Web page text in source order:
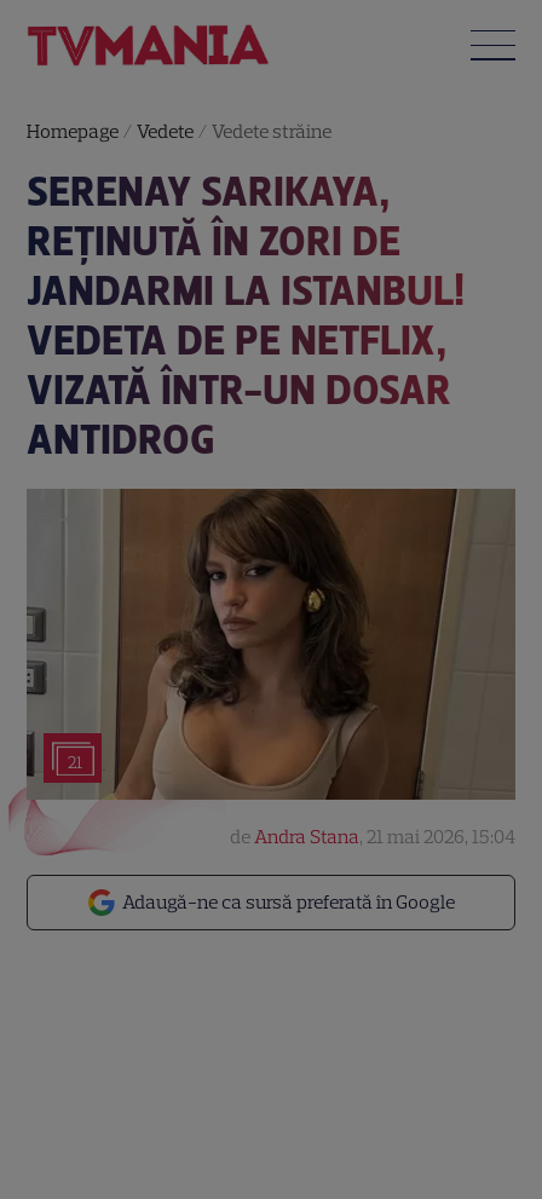
Homepage /Vedete /Vedete străine
SERENAY SARIKAYA,
REȚINUTĂ ÎN ZORI DE
JANDARMI LA ISTANBUL!
VEDETA DE PE NETFLIX,
VIZATĂ ÎNTR-UN DOSAR
ANTIDROG
21
Adaugă-ne ca sursă preferată în Google
deAndra Stana, 21 mai 2026, 15:04